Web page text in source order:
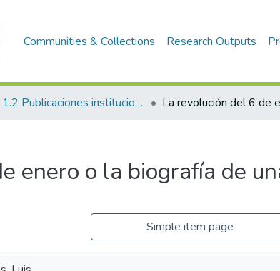
Communities & Collections Research Outputs
1.2 Publicaciones institucionales
enero o la biografía de
Simple item page